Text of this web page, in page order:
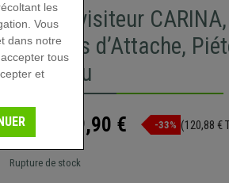
Chaise visiteur
Crochets d’Attache,
Cuir Bleu
149,90 € 99,90 € -33% (120,88 €
Rupture de stock
les
Vous
dans notre
accepter tous
et